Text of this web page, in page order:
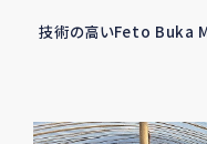
技術の高いFeto Buka